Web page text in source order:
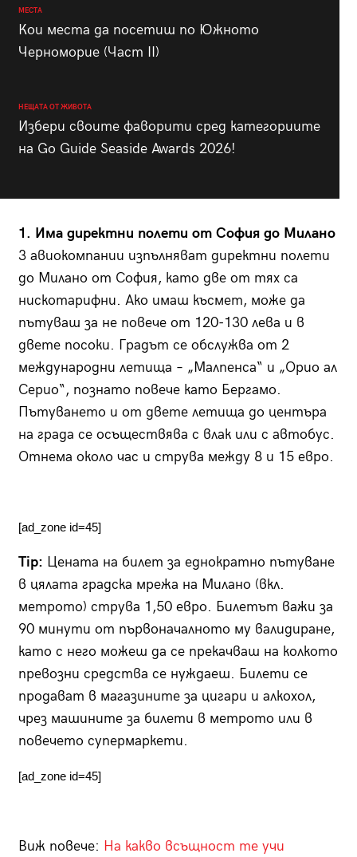
МЕСТА
Кои места да посетиш по Южното
Черноморие (Част II)
НЕЩАТА ОТ ЖИВОТА
Избери своите фаворити сред категориите
на Go Guide Seaside Awards 2026!
1. Има директни полети от София до Милано
3 авиокомпании изпълняват директни полети
до Милано от София, като две от тях са
нискотарифни. Ако имаш късмет, може да
пътуваш за не повече от 120-130 лева и в
двете посоки. Градът се обслужва от 2
международни летища – „Малпенса“ и „Орио ал
Серио“, познато повече като Бергамо.
Пътуването и от двете летища до центъра
на града се осъществява с влак или с автобус.
Отнема около час и струва между 8 и 15 евро.
[ad_zone id=45]
Tip: Цената на билет за еднократно пътуване
в цялата градска мрежа на Милано (вкл.
метрото) струва 1,50 евро. Билетът важи за
90 минути от първоначалното му валидиране,
като с него можеш да се прекачваш на колкото
превозни средства се нуждаеш. Билети се
продават в магазините за цигари и алкохол,
чрез машините за билети в метрото или в
повечето супермаркети.
[ad_zone id=45]
Виж повече: На какво всъщност те учи